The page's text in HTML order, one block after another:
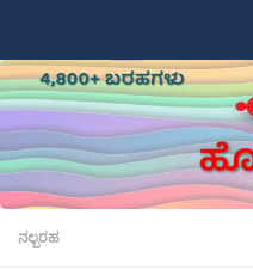
ನಲ್ಬರಹ